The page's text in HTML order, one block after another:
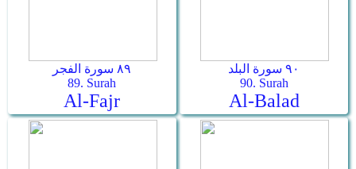
٨٩ سورة الفجر
89. Surah
Al-Fajr
٩٠ سورة البلد
90. Surah
Al-Balad